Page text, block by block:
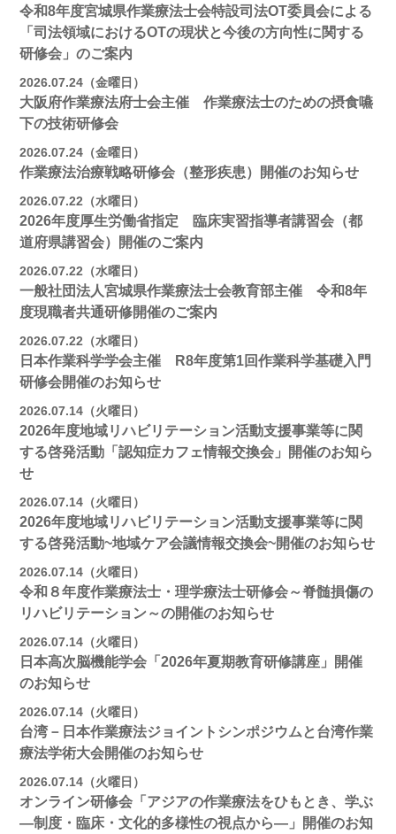
令和8年度宮城県作業療法士会特設司法OT委員会による
「司法領域におけるOTの現状と今後の方向性に関する
研修会」のご案内
2026.07.24（金曜日）
大阪府作業療法府士会主催 作業療法士のための摂食嚥
下の技術研修会
2026.07.24（金曜日）
作業療法治療戦略研修会（整形疾患）開催のお知らせ
2026.07.22（水曜日）
2026年度厚生労働省指定 臨床実習指導者講習会（都
道府県講習会）開催のご案内
2026.07.22（水曜日）
一般社団法人宮城県作業療法士会教育部主催 令和8年
度現職者共通研修開催のご案内
2026.07.22（水曜日）
日本作業科学学会主催 R8年度第1回作業科学基礎入門
研修会開催のお知らせ
2026.07.14（火曜日）
2026年度地域リハビリテーション活動支援事業等に関
する啓発活動「認知症カフェ情報交換会」開催のお知ら
せ
2026.07.14（火曜日）
2026年度地域リハビリテーション活動支援事業等に関
する啓発活動~地域ケア会議情報交換会~開催のお知らせ
2026.07.14（火曜日）
令和８年度作業療法士・理学療法士研修会～脊髄損傷の
リハビリテーション～の開催のお知らせ
2026.07.14（火曜日）
日本高次脳機能学会「2026年夏期教育研修講座」開催
のお知らせ
2026.07.14（火曜日）
台湾－日本作業療法ジョイントシンポジウムと台湾作業
療法学術大会開催のお知らせ
2026.07.14（火曜日）
オンライン研修会「アジアの作業療法をひもとき、学ぶ
―制度・臨床・文化的多様性の視点から―」開催のお知